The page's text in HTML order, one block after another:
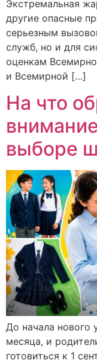
Экстремальная
другие опасные
серьезным
служб, но и для
оценкам
и Всемирной […]
На что
выборе
До начала нового
месяца, и
готовиться к 1